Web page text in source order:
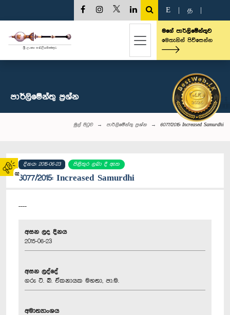
02
E த
මගේ පාර්ලිමේන්තුව
මෙතැනින් පිවිසෙන්න
පාර්ලි‌මේන්තු‌ ප්‍රශ්න
මුල් පිටුව පාර්ලි‌මේන්තු‌ ප්‍රශ්න 6077/2015: Increased Samurdhi
දිනය: 2015-06-23 පිළිතුර ලබා දී ඇත
6077/2015: Increased Samurdhi
----
අසන ලද දිනය
2015-06-23
අසන ලද්දේ
ගරු ටී. බී. ඒකනායක මහතා, පා.ම.
අමාත්‍යාංශය